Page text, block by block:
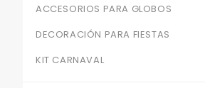
ACCESORIOS PARA GLOBOS
DECORACIÓN PARA FIESTAS
KIT CARNAVAL